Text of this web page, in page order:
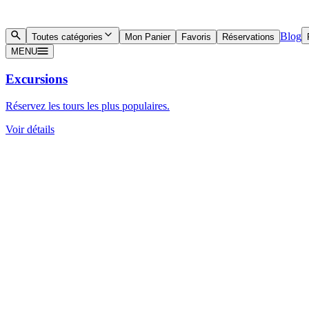
Toutes catégories Mon Panier Favoris Réservations Blog
MENU
Excursions
Réservez les tours les plus populaires.
Voir détails